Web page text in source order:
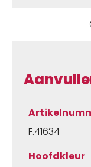
F.41634
Hoofdkleur